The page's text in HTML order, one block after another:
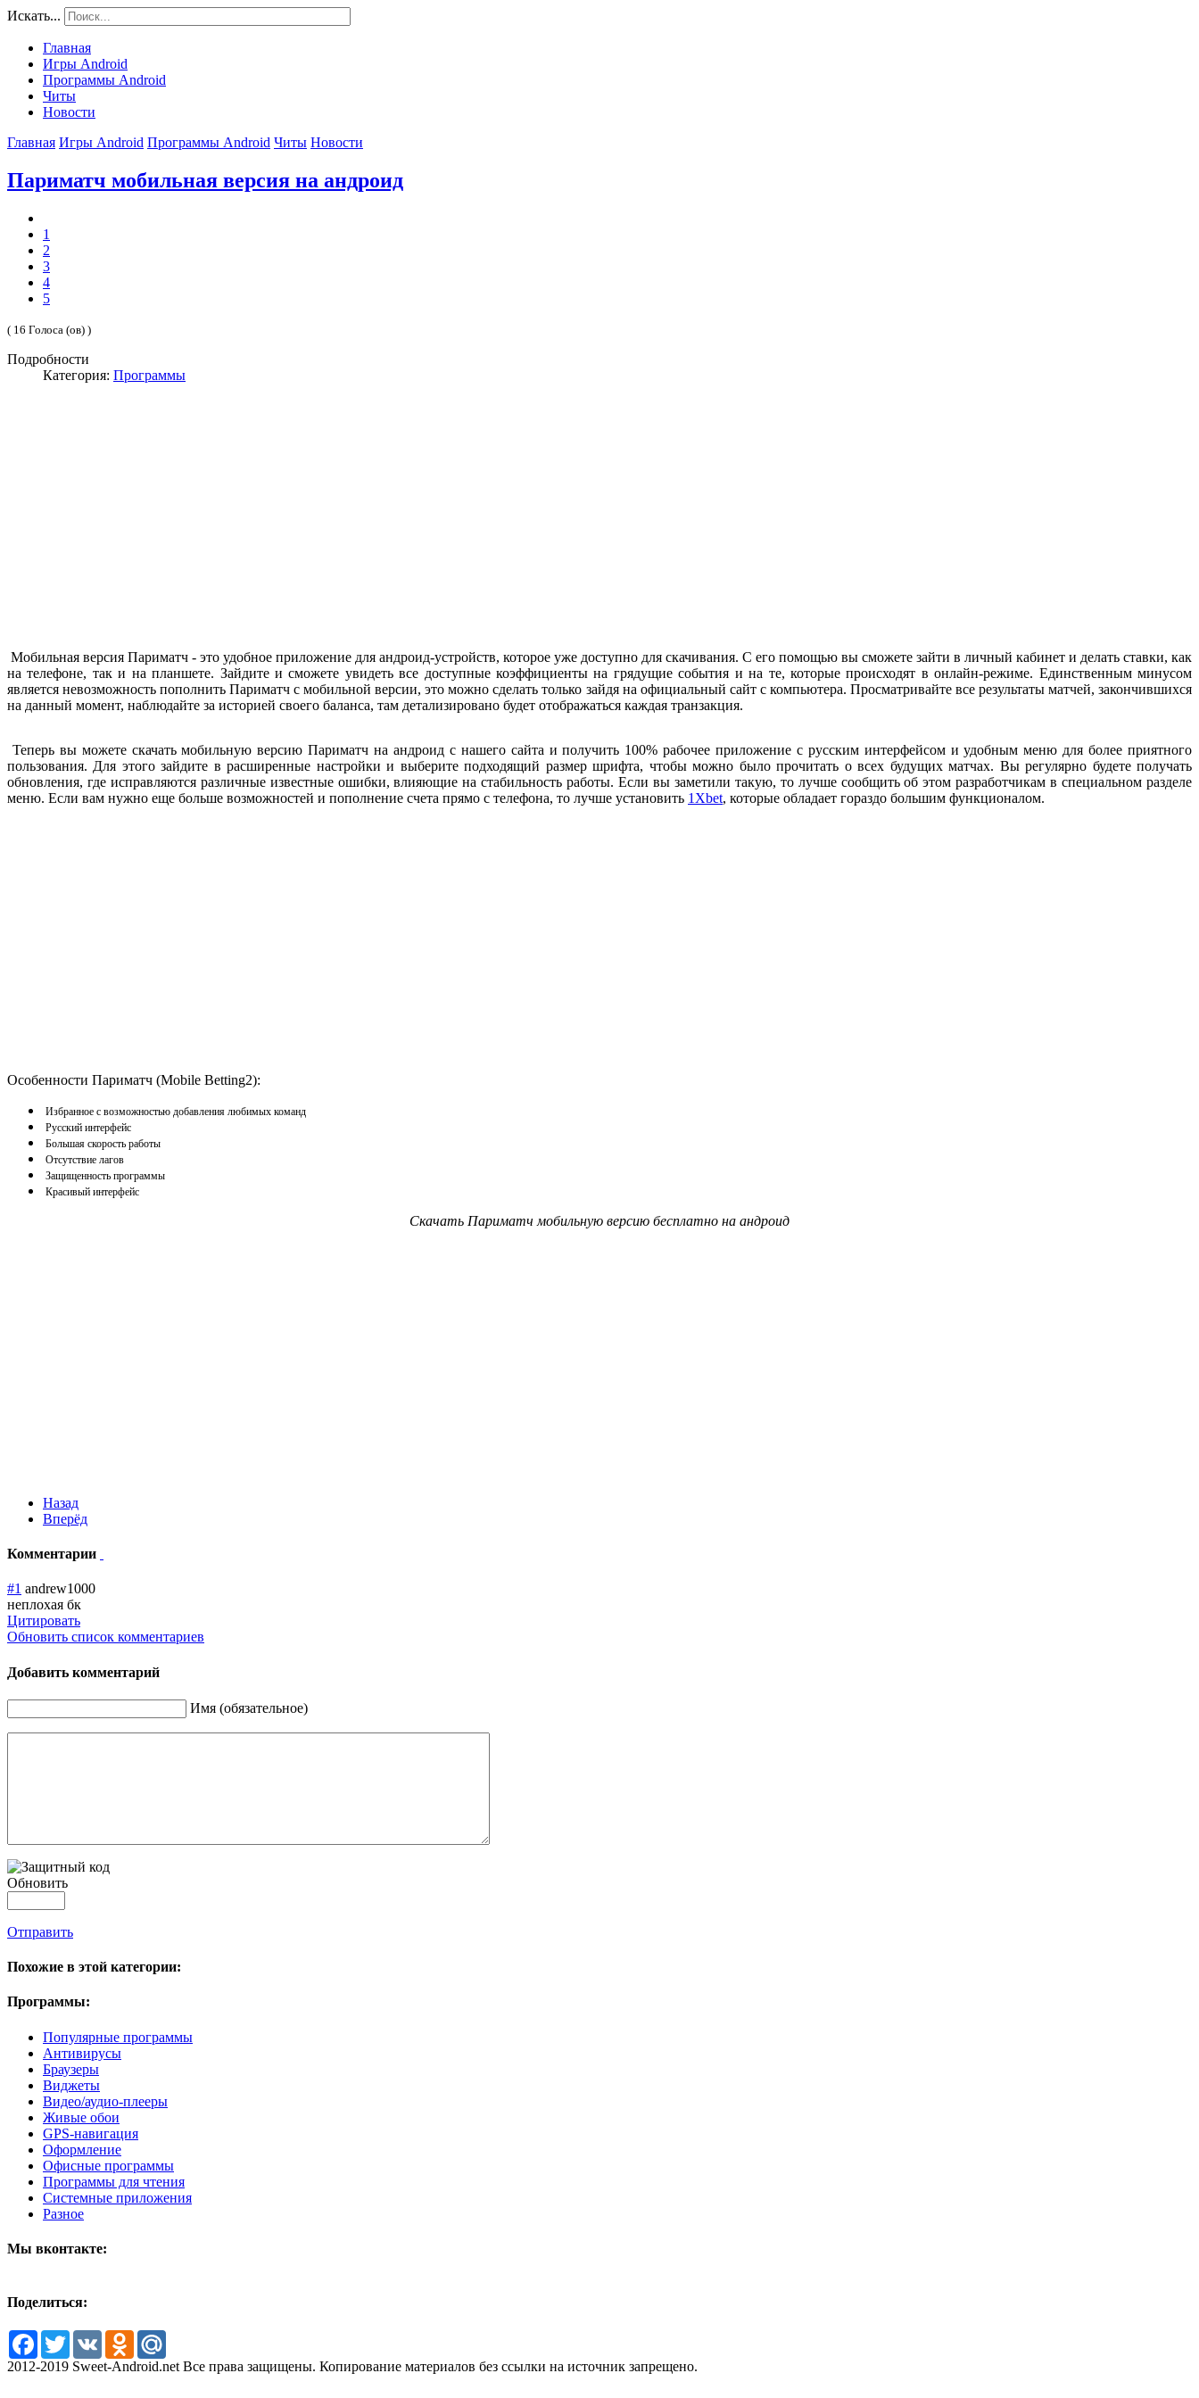
Искать...
Главная
Игры Android
Программы Android
Читы
Новости
Главная Игры Android Программы Android Читы Новости
Париматч мобильная версия на андроид
1
2
3
4
5
( 16 Голоса (ов) )
Подробности
Категория: Программы
Мобильная версия Париматч - это удобное приложение для андроид-устройств, которое уже доступно для скачивания. С его помощью вы сможете зайти в личный кабинет и делать ставки, как
на телефоне, так и на планшете. Зайдите и сможете увидеть все доступные коэффициенты на грядущие события и на те, которые происходят в онлайн-режиме. Единственным минусом
является невозможность пополнить Париматч с мобильной версии, это можно сделать только зайдя на официальный сайт с компьютера. Просматривайте все результаты матчей, закончившихся
на данный момент, наблюдайте за историей своего баланса, там детализировано будет отображаться каждая транзакция.
Теперь вы можете скачать мобильную версию Париматч на андроид с нашего сайта и получить 100% рабочее приложение с русским интерфейсом и удобным меню для более приятного
пользования. Для этого зайдите в расширенные настройки и выберите подходящий размер шрифта, чтобы можно было прочитать о всех будущих матчах. Вы регулярно будете получать
обновления, где исправляются различные известные ошибки, влияющие на стабильность работы. Если вы заметили такую, то лучше сообщить об этом разработчикам в специальном разделе
меню. Если вам нужно еще больше возможностей и пополнение счета прямо с телефона, то лучше установить 1Xbet, которые обладает гораздо большим функционалом.
Особенности Париматч (Mobile Betting2):
Избранное с возможностью добавления любимых команд
Русский интерфейс
Большая скорость работы
Отсутствие лагов
Защищенность программы
Красивый интерфейс
Скачать Париматч мобильную версию бесплатно на андроид
Назад
Вперёд
Комментарии
#1 andrew1000
неплохая бк
Цитировать
Обновить список комментариев
Добавить комментарий
Имя (обязательное)
Обновить
Отправить
Похожие в этой категории:
Программы:
Популярные программы
Антивирусы
Браузеры
Виджеты
Видео/аудио-плееры
Живые обои
GPS-навигация
Оформление
Офисные программы
Программы для чтения
Системные приложения
Разное
Мы вконтакте:
Поделиться:
Facebook
TwitterVK Odnoklassniki
2012-2019 Sweet-Android.net Все права защищены. Копирование материалов без ссылки на источник запрещено.